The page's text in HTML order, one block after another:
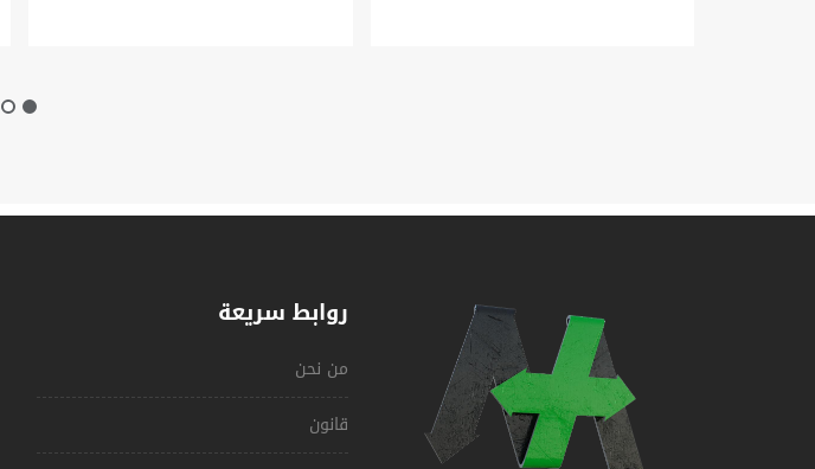
روابط سريعة
من نحن
قانون